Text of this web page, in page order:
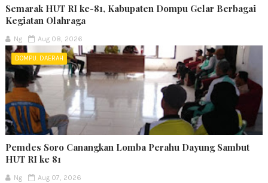
Semarak HUT RI ke-81, Kabupaten Dompu Gelar Berbagai
Kegiatan Olahraga
Ng Aug 08, 2026
DOMPU. DAERAH
Pemdes Soro Canangkan Lomba Perahu Dayung Sambut
HUT RI ke 81
Ng Aug 07, 2026